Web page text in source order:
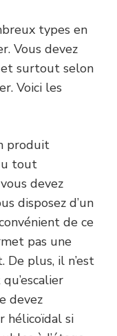
types en
Vous devez
et surtout selon
Voici les
produit
tout
devez
disposez d’un
de ce
pas une
plus, il n’est
devez
hélicoïdal si